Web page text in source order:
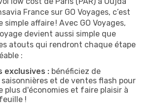
France sur GO Voyages, c’est
simple affaire ! Avec GO Voyages,
devient aussi simple que
atouts qui rendront chaque étape
:
exclusives : bénéficiez de
et de ventes flash pour
plus d'économies et faire plaisir à
!